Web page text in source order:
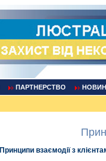
ПАРТНЕРСТВО
Принципи взаємодії з